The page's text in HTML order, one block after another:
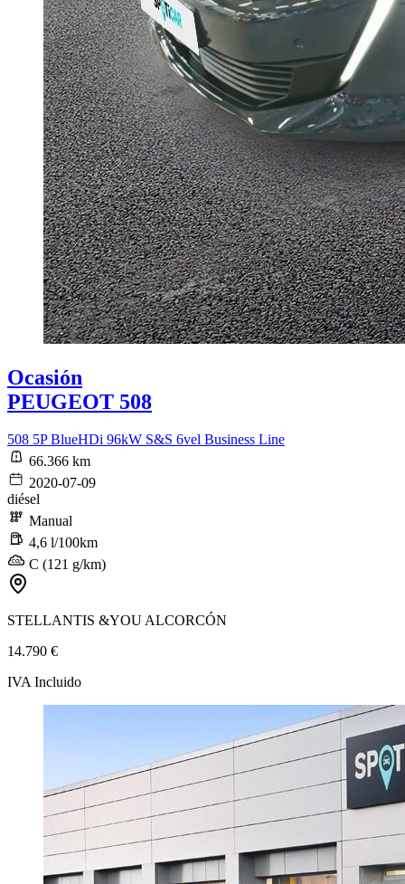
Ocasión
PEUGEOT 508
508 5P BlueHDi 96kW S&S 6vel Business Line
66.366 km
2020-07-09
diésel
Manual
4,6 l/100km
C (121 g/km)
STELLANTIS &YOU ALCORCÓN
14.790 €
IVA Incluido